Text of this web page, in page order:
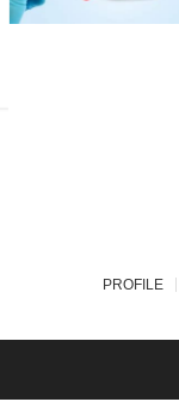
PROFILE